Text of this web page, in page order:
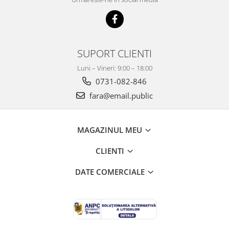
Bibliorafturi,Dosare,Cutii Arhivare
Tavite si Suporturi Documente
Mijloace de Prezentare
Flipchart-uri si Rezerve
Table magnetice din sticla
SUPORT CLIENTI
Luni – Vineri: 9:00 – 18:00
0731-082-846
fara@email.public
MAGAZINUL MEU
CLIENTI
DATE COMERCIALE